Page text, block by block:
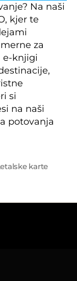
Na naši
kjer te
za
e-knjigi
si
na naši
potovanja
karte